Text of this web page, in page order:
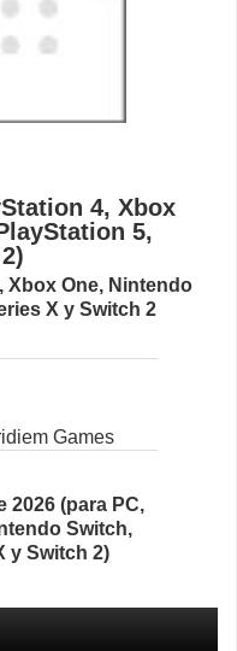
4, Xbox
5,
, Xbox One, Nintendo
X y Switch 2
Games
2026 (para PC,
Switch,
y Switch 2)